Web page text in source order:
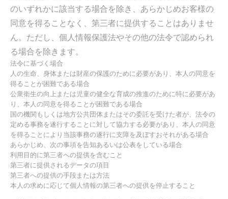
のいずれかに該当する場合を除き、あらかじめお客様の
同意を得ることなく、第三者に提供することはありませ
ん。ただし、個人情報保護法やその他の法令で認められ
る場合を除きます。
法令に基づく場合
人の生命、身体または財産の保護のために必要があり、本人の同意を
得ることが困難である場合
公衆衛生の向上または児童の健全な育成の推進のために特に必要があ
り、本人の同意を得ることが困難である場合
国の機関もしくは地方公共団体またはその委託を受けた者が、法令の
定める事務を遂行することに対して協力する必要があり、本人の同意
を得ることにより当該事務の遂行に支障を及ぼすおそれがある場合
あらかじめ、次の事項を告知あるいは公表をしている場合
利用目的に第三者への提供を含むこと
第三者に提供されるデータの項目
第三者への提供の手段または方法
本人の求めに応じて個人情報の第三者への提供を停止すること